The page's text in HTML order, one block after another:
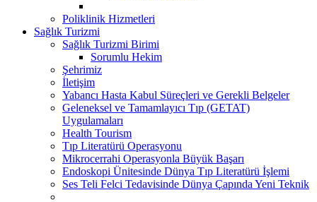
Poliklinik Hizmetleri
Sağlık Turizmi
Sağlık Turizmi Birimi
Sorumlu Hekim
Şehrimiz
İletişim
Yabancı Hasta Kabul Süreçleri ve Gerekli Belgeler
Geleneksel ve Tamamlayıcı Tıp (GETAT)
Uygulamaları
Health Tourism
Tıp Literatürü Operasyonu
Mikrocerrahi Operasyonla Büyük Başarı
Endoskopi Ünitesinde Dünya Tıp Literatürü İşlemi
Ses Teli Felci Tedavisinde Dünya Çapında Yeni Teknik